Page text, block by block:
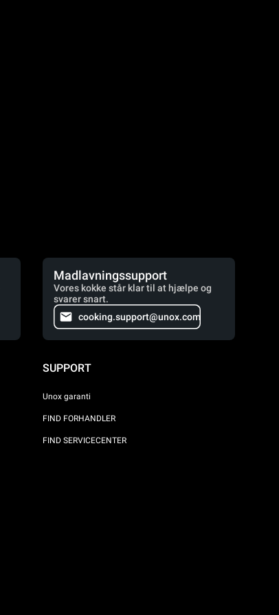
Madlavningssupport
Vores kokke står klar til at hjælpe og
svarer snart.
cooking.support@unox.com
SUPPORT
Unox garanti
FIND FORHANDLER
FIND SERVICECENTER